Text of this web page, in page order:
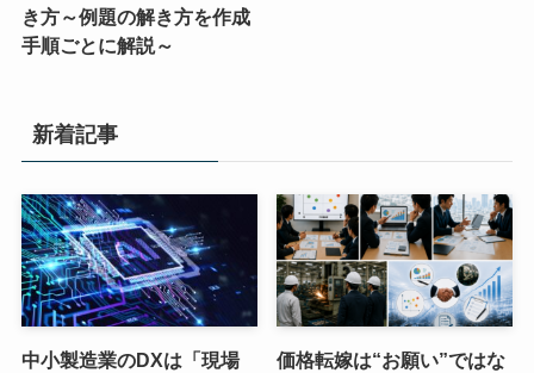
き方～例題の解き方を作成
手順ごとに解説～
新着記事
中小製造業のDXは「現場
価格転嫁は“お願い”ではな